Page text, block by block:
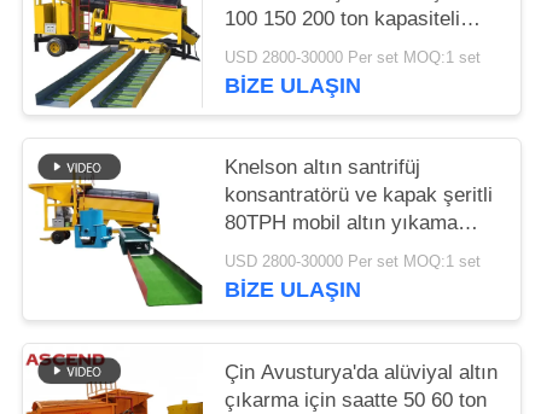
100 150 200 ton kapasiteli
altın yıkama tesisi Güney
Afrika
USD 2800-30000 Per set MOQ:1 set
BIZE ULAŞIN
Knelson altın santrifüj
konsantratörü ve kapak şeritli
80TPH mobil altın yıkama
tesisi
USD 2800-30000 Per set MOQ:1 set
BIZE ULAŞIN
Çin Avusturya'da alüviyal altın
çıkarma için saatte 50 60 ton